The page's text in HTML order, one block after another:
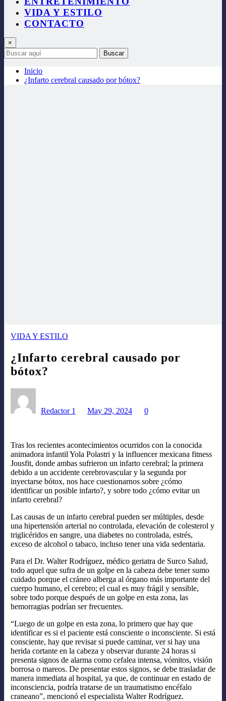
VIDA Y ESTILO
CONTACTO
×
Buscar
Inicio
¿Infarto cerebral causado por bótox?
VIDA Y ESTILO
¿Infarto cerebral causado por
bótox?
Redactor 1 May 29, 2024 0
Tras los recientes acontecimientos ocurridos con la conocida
animadora infantil Yola Polastri y la influencer mexicana fitness
Jousfit, donde ambas sufrieron un infarto cerebral; la primera
debido a un accidente cerebrovascular y la segunda por
inyectarse bótox, nos hace cuestionarnos sobre ¿cómo
identificar un posible infarto?, y sobre todo ¿cómo evitar un
infarto cerebral?
Las causas de un infarto cerebral pueden ser múltiples, desde
una hipertensión arterial no controlada, elevación de colesterol y
triglicéridos en sangre, una diabetes no controlada, estrés,
exceso de alcohol o tabaco, incluso tener una vida sedentaria.
Para el Dr. Walter Rodríguez, médico geriatra de Surco Salud,
todo aquel que sufra de un golpe en la cabeza debe tener sumo
cuidado porque el cráneo alberga al órgano más importante del
cuerpo humano, el cerebro; el cual es muy frágil y sensible,
sobre todo porque después de un golpe en esta zona, las
hemorragias podrían ser frecuentes.
“Luego de un golpe en esta zona, lo primero que hay que
identificar es si el paciente está consciente o inconsciente. Si está
consciente, hay que revisar si puede caminar, ver si hay una
herida cortante en la cabeza y observar durante 24 horas si
presenta signos de alarma como cefalea intensa, vómitos, visión
borrosa o mareos. De presentar estos signos, se debe trasladar de
manera inmediata al hospital, ya que, de continuar en estado de
inconsciencia, podría tratarse de un traumatismo encéfalo
craneano”, mencionó el especialista Walter Rodríguez.